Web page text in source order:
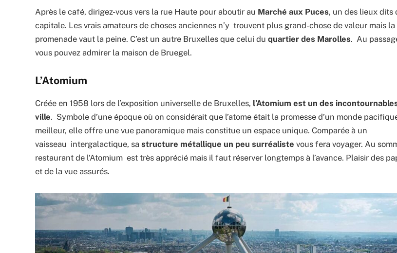
Après le café, dirigez-vous vers la rue Haute pour aboutir au Marché aux Puces, un des lieux dits
capitale. Les vrais amateurs de choses anciennes n’y trouvent plus grand-chose de valeur mais la
promenade vaut la peine. C’est un autre Bruxelles que celui du quartier des Marolles. Au
vous pouvez admirer la maison de Bruegel.
L’Atomium
Créée en 1958 lors de l’exposition universelle de Bruxelles, l’Atomium est un des
ville. Symbole d’une époque où on considérait que l’atome était la promesse d’un monde
meilleur, elle offre une vue panoramique mais constitue un espace unique. Comparée à un
vaisseau intergalactique, sa structure métallique un peu surréaliste vous fera voyager. Au
restaurant de l’Atomium est très apprécié mais il faut réserver longtemps à l’avance. Plaisir des
et de la vue assurés.